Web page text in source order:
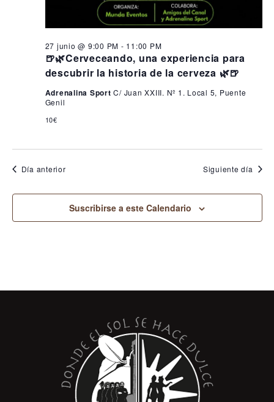
🍺🌿Cerveceando, una experiencia para
descubrir la historia de la cerveza 🌿🍺
27 junio @ 9:00 PM - 11:00 PM
Adrenalina SportC/ Juan XXIII. Nº 1. Local 5, Puente
Genil
10€
Día anterior Siguiente día
Suscribirse a este Calendario